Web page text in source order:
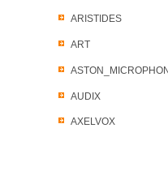
ARISTIDES
ART
AUDIX
AXELVOX